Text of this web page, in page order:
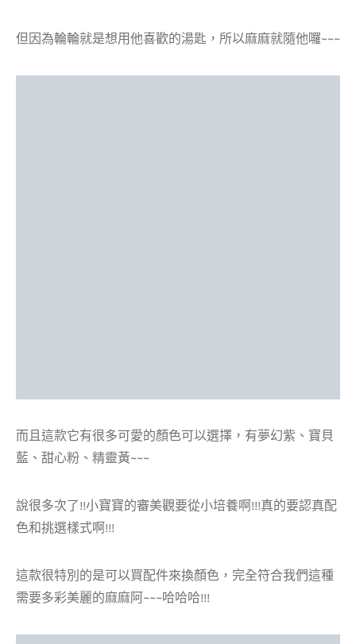
但因為輪輪就是想用他喜歡的湯匙，所以麻麻就隨他囉~~~
而且這款它有很多可愛的顏色可以選擇，有夢幻紫、寶貝
藍、甜心粉、精靈黃~~~
說很多次了!!小寶寶的審美觀要從小培養啊!!!真的要認真配
色和挑選樣式啊!!!
這款很特別的是可以買配件來換顏色，完全符合我們這種
需要多彩美麗的麻麻阿~~~哈哈哈!!!